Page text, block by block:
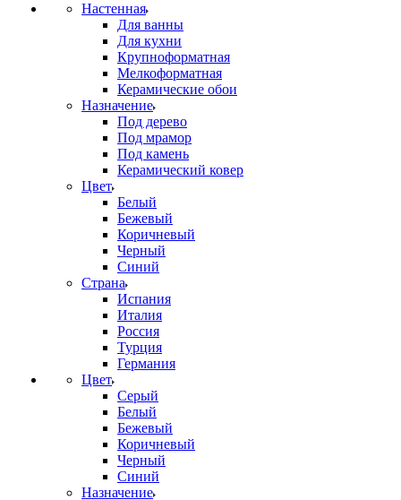
Настенная
Для ванны
Для кухни
Крупноформатная
Мелкоформатная
Керамические обои
Назначение
Под дерево
Под мрамор
Под камень
Керамический ковер
Цвет
Белый
Бежевый
Коричневый
Черный
Синий
Страна
Испания
Италия
Россия
Турция
Германия
Цвет
Серый
Белый
Бежевый
Коричневый
Черный
Синий
Назначение